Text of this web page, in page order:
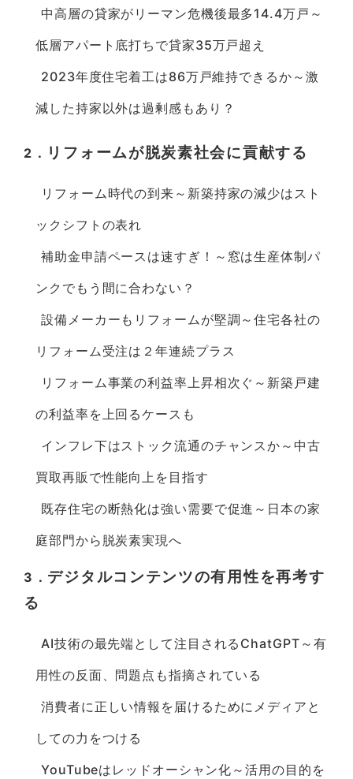
中高層の貸家がリーマン危機後最多14.4万戸～
低層アパート底打ちで貸家35万戸超え
2023年度住宅着工は86万戸維持できるか～激
減した持家以外は過剰感もあり？
2． リフォームが脱炭素社会に貢献する
リフォーム時代の到来～新築持家の減少はスト
ックシフトの表れ
補助金申請ペースは速すぎ！～窓は生産体制パ
ンクでもう間に合わない？
設備メーカーもリフォームが堅調～住宅各社の
リフォーム受注は２年連続プラス
リフォーム事業の利益率上昇相次ぐ～新築戸建
の利益率を上回るケースも
インフレ下はストック流通のチャンスか～中古
買取再販で性能向上を目指す
既存住宅の断熱化は強い需要で促進～日本の家
庭部門から脱炭素実現へ
3． デジタルコンテンツの有用性を再考す
る
AI技術の最先端として注目されるChatGPT～有
用性の反面、問題点も指摘されている
消費者に正しい情報を届けるためにメディアと
しての力をつける
YouTubeはレッドオーシャン化～活用の目的を